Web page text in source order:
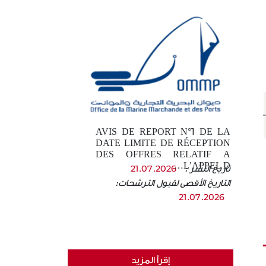
AVIS DE REPORT N°1 DE LA
DATE LIMITE DE RÉCEPTION
DES OFFRES RELATIF A
L’APPEL D…
تاريخ النشر : 21.07.2026
التاريخ الأقصى لقبول الترشحات:
21.07.2026
إقرأ المزيد